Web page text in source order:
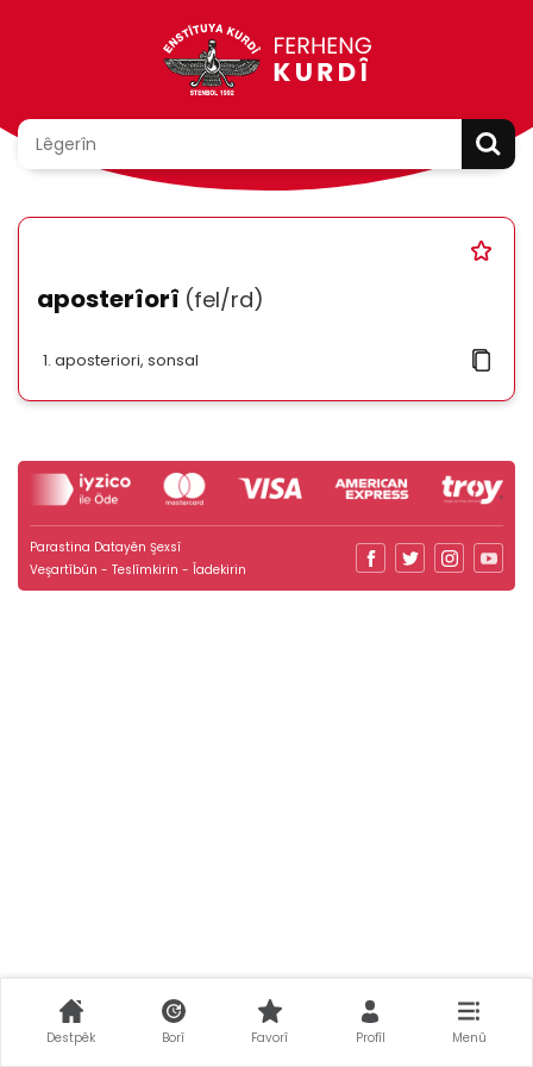
aposterîorî (fel/rd)
aposteriori, sonsal
Parastina Datayên Şexsî
Veşartîbûn - Teslîmkirin - Îadekirin
Destpêk Borî Favorî Profîl Menû